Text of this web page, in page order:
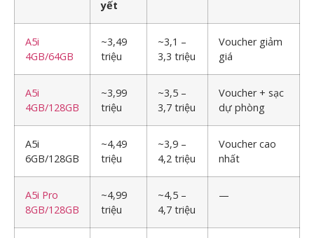
yết
A5i
4GB/64GB
~3,49
triệu
~3,1 –
3,3 triệu
Voucher giảm
giá
A5i
4GB/128GB
~3,99
triệu
~3,5 –
3,7 triệu
Voucher + sạc
dự phòng
A5i
6GB/128GB
~4,49
triệu
~3,9 –
4,2 triệu
Voucher cao
nhất
A5i Pro
8GB/128GB
~4,99
triệu
~4,5 –
4,7 triệu
—